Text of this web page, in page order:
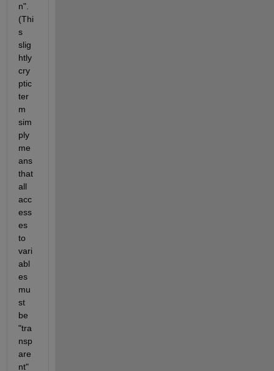
n".
(Thi
s
slig
htly
cry
ptic
ter
m
sim
ply
me
ans
that
all
acc
ess
es
to
vari
abl
es
mu
st
be
"tra
nsp
are
nt"